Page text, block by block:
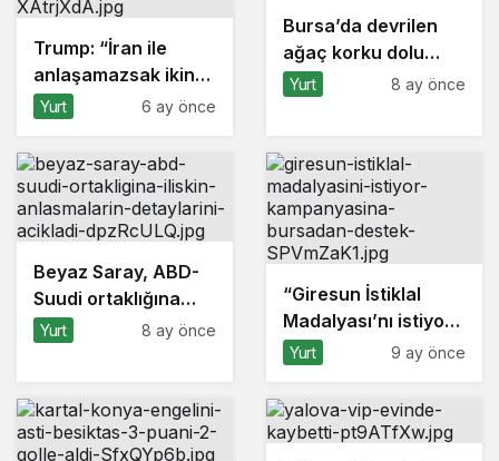
Trump: “İran ile
anlaşamazsak ikinci
aşamaya
Yurt 6 ay önce
Bursa’da devrilen
ağaç korku dolu
anlar yaşattı
Yurt 8 ay önce
Beyaz Saray, ABD-
Suudi ortaklığına
ilişkin anlaşmaların
Yurt 8 ay önce
“Giresun İstiklal
Madalyası’nı istiyor”
kampanyasına
Yurt 9 ay önce